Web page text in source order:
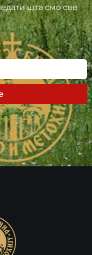
шта смо све